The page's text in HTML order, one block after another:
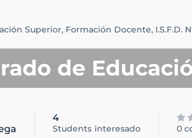
Superior, Formación Docente, I.S.F.D.
de
4
Students interesado 0